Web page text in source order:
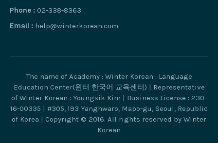
Phone : 02-338-8363
Email : help@winterkorean.com
The name of Academy : Winter Korean : Language
Education Center(윈터 한국어 교육센터) | Representative
of Winter Korean : Youngsik Kim | Business License : 230-
16-00335 | #305, 193 Yanghwaro, Mapo-gu, Seoul, Republic
of Korea | Copyright © 2016. All rights reserved by Winter
Korean